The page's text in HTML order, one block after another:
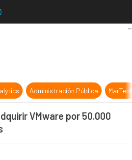
Broadcom podría adquirir
Administración Pública
VMware por 50.000